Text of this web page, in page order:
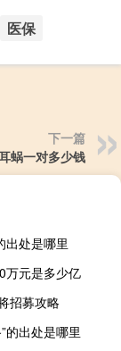
医保
下一篇
蜗一对多少钱
出处是哪里
万元是多少亿
招募攻略
的出处是哪里